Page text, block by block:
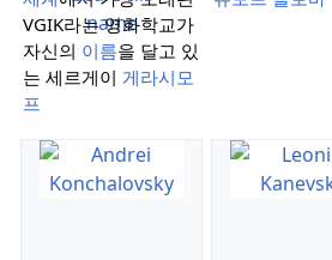
VGIK라는 영화학교가
자신의 이름을 달고 있
는 세르게이 게라시모
프